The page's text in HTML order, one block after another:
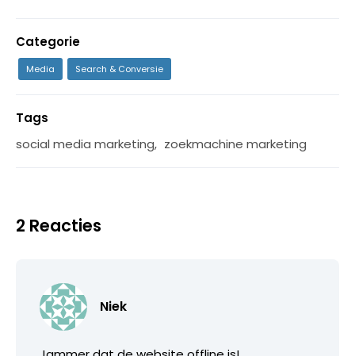
Categorie
Media Search & Conversie
Tags
social media marketing, zoekmachine marketing
2 Reacties
Niek